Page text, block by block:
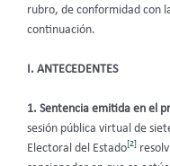
rubro, de conformidad con
continuación.
I. ANTECEDENTES
1. Sentencia emitida en el
sesión pública virtual de
Electoral del Estado [2]